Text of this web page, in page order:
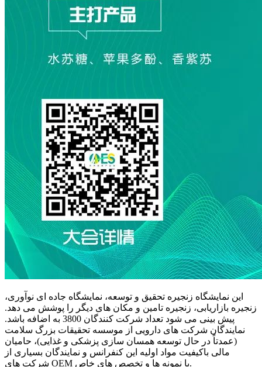
این نمایشگاه زنجیره تحقیق و توسعه، نمایشگاه جاده ای نوآوری،
زنجیره بازاریابی، زنجیره تامین و مکان های دیگر را پوشش می دهد.
پیش بینی می شود تعداد شرکت کنندگان 3800 به اضافه باشد.
نمایندگان شرکت های دارویی از موسسه تحقیقات بزرگ سلامت
(عمدتاً در حال توسعه همسان سازی پزشکی و غذایی)، حامیان
مالی باکیفیت مواد اولیه این کنفرانس و نمایندگان بسیاری از
شرکت های OEM با نمونه ها و تخصص های خاص.